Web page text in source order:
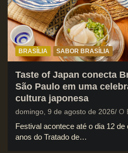
BRASÍLIA SABOR BRASÍLIA
Taste of Japan conecta
São Paulo em uma
cultura japonesa
domingo, 9 de agosto de 2026 O
Festival acontece até o dia 12
anos do Tratado de…